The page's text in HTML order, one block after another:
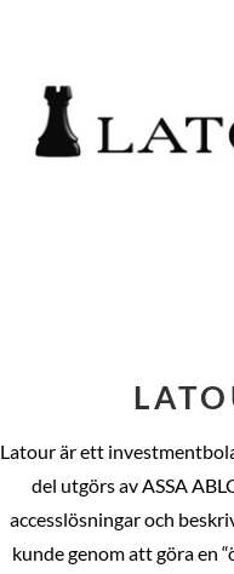
Latour är ett
del utgörs av ASSA
accesslösningar och
kunde genom att göra en